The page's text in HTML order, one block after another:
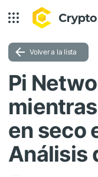
Volver a la lista
Pi
en seco
Análisis